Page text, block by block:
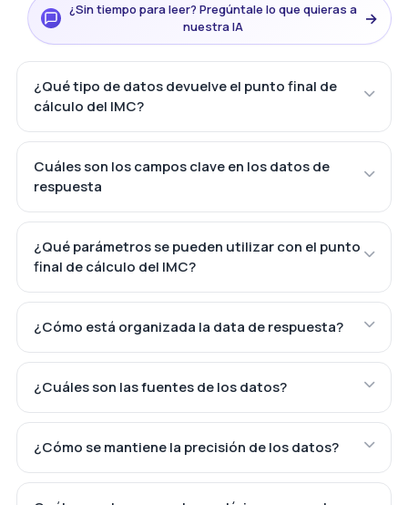
¿Sin tiempo para leer? Pregúntale lo que quieras a
nuestra IA
→
¿Qué tipo de datos devuelve el punto final de
cálculo del IMC?
Cuáles son los campos clave en los datos de
respuesta
¿Qué parámetros se pueden utilizar con el punto
final de cálculo del IMC?
¿Cómo está organizada la data de respuesta?
¿Cuáles son las fuentes de los datos?
¿Cómo se mantiene la precisión de los datos?